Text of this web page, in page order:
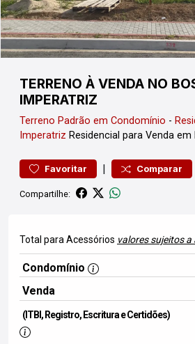
TERRENO À VENDA NO
IMPERATRIZ
Terreno Padrão em Condomínio -
Imperatriz Residencial para Venda
Favoritar | Comparar
Compartilhe:
Total para Acessórios valores sujeitos a
Condomínio
Venda
(ITBI, Registro, Escritura e Certidões)